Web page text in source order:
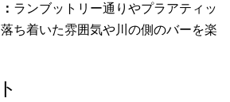
ランブットリー通りやプラアティッ
ち着いた雰囲気や川の側のバーを楽